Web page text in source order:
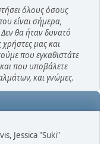
όλους όσους
είναι σήμερα,
θα ήταν δυνατό
μας και
που εγκαθιστάτε
που υποβάλετε
και γνώμες.
Jessica "Suki"